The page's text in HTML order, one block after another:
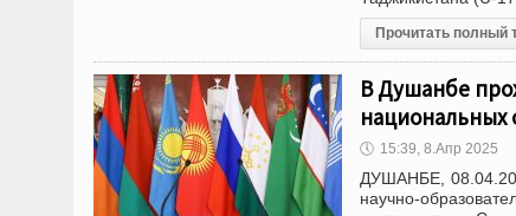
Прочитать полный
В Душанбе
национальных
🕔 15:39, 8.Апр 2025
ДУШАНБЕ,
научно-